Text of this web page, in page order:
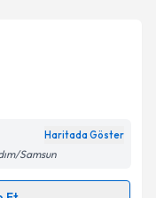
almanız için bir
bilgilendireceğiz.
Haritada Göster
Samsun